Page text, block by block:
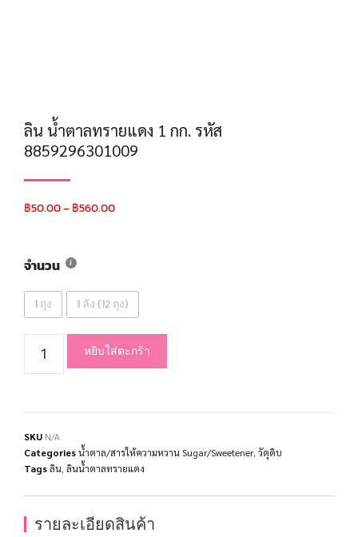
ลิน น้ำตาลทรายแดง 1 กก. รหัส
8859296301009
฿50.00–฿560.00
จำนวน
1 ถุง 1 ลัง (12 ถุง)
หยิบใส่ตะกร้า
SKU N/A
Categoriesน้ำตาล/สารให้ความหวาน Sugar/Sweetener, วัตุดิบ
Tagsลิน ลินน้ำตาลทรายแดง
รายละเอียดสินค้า